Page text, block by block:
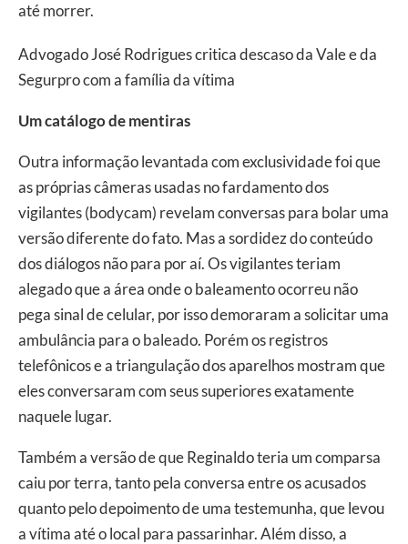
até morrer.
Advogado José Rodrigues critica descaso da Vale e da
Segurpro com a família da vítima
Um catálogo de mentiras
Outra informação levantada com exclusividade foi que
as próprias câmeras usadas no fardamento dos
vigilantes (bodycam) revelam conversas para bolar uma
versão diferente do fato. Mas a sordidez do conteúdo
dos diálogos não para por aí. Os vigilantes teriam
alegado que a área onde o baleamento ocorreu não
pega sinal de celular, por isso demoraram a solicitar uma
ambulância para o baleado. Porém os registros
telefônicos e a triangulação dos aparelhos mostram que
eles conversaram com seus superiores exatamente
naquele lugar.
Também a versão de que Reginaldo teria um comparsa
caiu por terra, tanto pela conversa entre os acusados
quanto pelo depoimento de uma testemunha, que levou
a vítima até o local para passarinhar. Além disso, a